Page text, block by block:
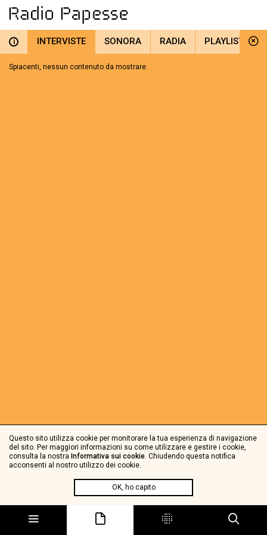
i INTERVISTE SONORA RADIA PLAYLIST
Spiacenti, nessun contenuto da mostrare.
Questo sito utilizza cookie per monitorare la tua esperienza di navigazione
del sito. Per maggiori informazioni su come utilizzare e gestire i cookie,
consulta la nostra Informativa sui cookie. Chiudendo questa notifica
acconsenti al nostro utilizzo dei cookie.
OK, ho capito